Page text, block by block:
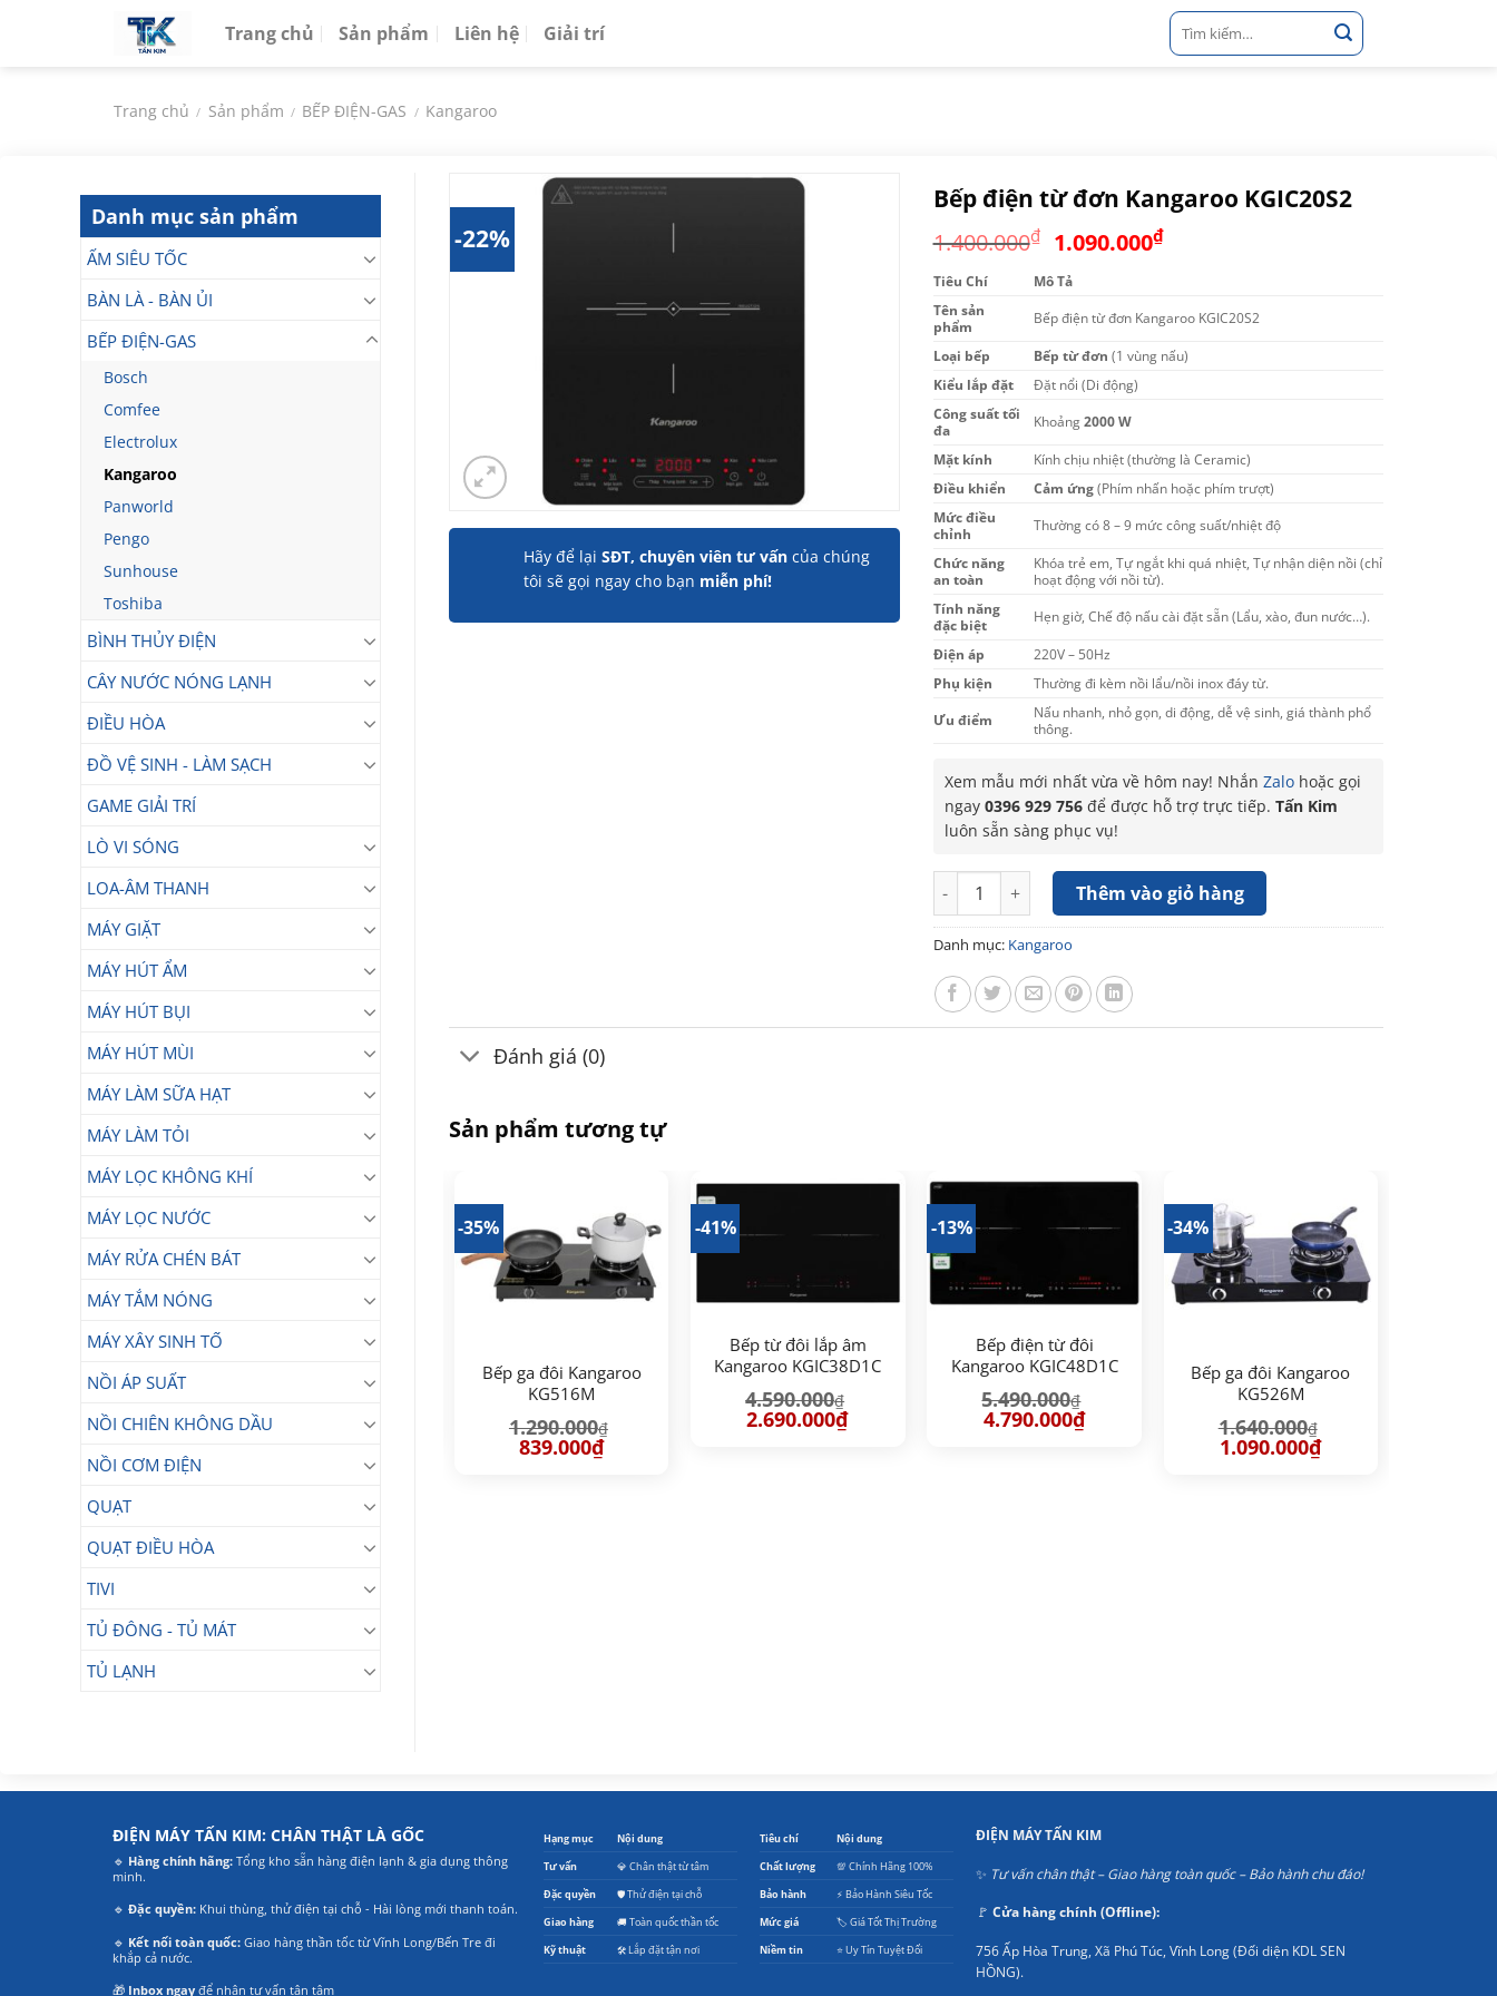
Trang chủ Sản phẩm Liên hệ Giải trí
Tìm
kiếm:
Trang chủ / Sản phẩm / BẾP ĐIỆN-GAS / Kangaroo
Danh mục sản phẩm
ẤM SIÊU TỐC
BÀN LÀ - BÀN ỦI
BẾP ĐIỆN-GAS
Bosch
Comfee
Electrolux
Kangaroo
Panworld
Pengo
Sunhouse
Toshiba
BÌNH THỦY ĐIỆN
CÂY NƯỚC NÓNG LẠNH
ĐIỀU HÒA
ĐỒ VỆ SINH - LÀM SẠCH
GAME GIẢI TRÍ
LÒ VI SÓNG
LOA-ÂM THANH
MÁY GIẶT
MÁY HÚT ẨM
MÁY HÚT BỤI
MÁY HÚT MÙI
MÁY LÀM SỮA HẠT
MÁY LÀM TỎI
MÁY LỌC KHÔNG KHÍ
MÁY LỌC NƯỚC
MÁY RỬA CHÉN BÁT
MÁY TẮM NÓNG
MÁY XÂY SINH TỐ
NỒI ÁP SUẤT
NỒI CHIÊN KHÔNG DẦU
NỒI CƠM ĐIỆN
QUẠT
QUẠT ĐIỀU HÒA
TIVI
TỦ ĐÔNG - TỦ MÁT
TỦ LẠNH
-22%
Hãy để lại SĐT, chuyên viên tư vấn của chúng
tôi sẽ gọi ngay cho bạn miễn phí!
Bếp điện từ đơn Kangaroo KGIC20S2
1.400.000₫ Giá
gốc
là:
1.400.000₫.
1.090.000₫Giá
là:
1.090.000₫.
Tiêu Chí
Mô Tả
Tên sản
phẩm
Bếp điện từ đơn Kangaroo KGIC20S2
Loại bếp Bếp từ đơn (1 vùng nấu)
Kiểu lắp đặt
Đặt nổi (Di động)
Công suất tối
đa
Khoảng2000 W
Mặt kính
Kính chịu nhiệt (thường là Ceramic)
Điều khiển
Cảm ứng(Phím nhấn hoặc phím trượt)
Mức điều
chỉnh
Thường có 8 – 9 mức công suất/nhiệt độ
Chức năng
an toàn
Khóa trẻ em, Tự ngắt khi quá nhiệt, Tự nhận diện nồi (chỉ
hoạt động với nồi từ).
Tính năng
đặc biệt
Hẹn giờ, Chế độ nấu cài đặt sẵn (Lẩu, xào, đun nước…).
Điện áp
220V – 50Hz
Phụ kiện
Thường đi kèm nồi lẩu/nồi inox đáy từ.
Ưu điểm
Nấu nhanh, nhỏ gọn, di động, dễ vệ sinh, giá thành phổ
thông.
Xem mẫu mới nhất vừa về hôm nay! Nhắn Zalohoặc gọi
ngay 0396 929 756để được hỗ trợ trực tiếp. Tấn Kim
luôn sẵn sàng phục vụ!
Bếp điện từ đơn Kangaroo KGIC20S2 số lượng
Thêm vào giỏ hàng
Danh mục: Kangaroo
Đánh giá (0)
Sản phẩm tương tự
-35%
Bếp ga đôi Kangaroo
KG516M
1.290.000₫
Giá
gốc
839.000₫Giá
-41%
Bếp từ đôi lắp âm
Kangaroo KGIC38D1C
4.590.000₫
Giá
gốc
2.690.000₫Giá
-13%
Bếp điện từ đôi
Kangaroo KGIC48D1C
5.490.000₫
Giá
gốc
4.790.000₫Giá
-34%
Bếp ga đôi Kangaroo
KG526M
1.640.000₫
Giá
gốc
1.090.000₫Giá
Kangaroo KGIC44D1C
6.090.000₫
3.750.000₫ Giá
tại
Bếp từ đôi lắp âm
₫hiện
là:
ĐIỆN MÁY TẤN KIM: CHÂN THẬT LÀ GỐC
🔹 Hàng chính hãng:Tổng kho sẵn hàng điện lạnh & gia dụng thông
minh.
🔹 Đặc quyền:Khui thùng, thử điện tại chỗ - Hài lòng mới thanh toán.
🔹 Kết nối toàn quốc:Giao hàng thần tốc từ Vĩnh Long/Bến Tre đi
khắp cả nước.
🎁 Inbox ngayđể nhận tư vấn tận tâm
Hạng mục Nội dung
Tư vấn 💎 Chân thật từ tâm
Đặc quyền 🛡️ Thử điện tại chỗ
Giao hàng 🚚 Toàn quốc thần tốc
Kỹ thuật 🛠️ Lắp đặt tận nơi
Tiêu chí Nội dung
Chất lượng 💯 Chính Hãng 100%
Bảo hành ⚡ Bảo Hành Siêu Tốc
Mức giá 🏷️ Giá Tốt Thị Trường
Niềm tin ⭐ Uy Tín Tuyệt Đối
ĐIỆN MÁY TẤN KIM
✨ Tư vấn chân thật – Giao hàng toàn quốc – Bảo hành chu đáo!
🚩 Cửa hàng chính (Offline):
756 Ấp Hòa Trung, Xã Phú Túc, Vĩnh Long (Đối diện KDL SEN
HỒNG).